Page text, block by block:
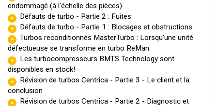
endommagé (à l'échelle des pièces)
Défauts de turbo - Partie 2 : Fuites
Défauts de turbo - Partie 1 : Blocages et obstructions
Turbos reconditionnés MasterTurbo : Lorsqu'une unité
défectueuse se transforme en turbo ReMan
Les turbocompresseurs BMTS Technology sont
disponibles en stock!
Révision de turbos Centrica - Partie 3 - Le client et la
conclusion
Révision de turbos Centrica - Partie 2 - Diagnostic et